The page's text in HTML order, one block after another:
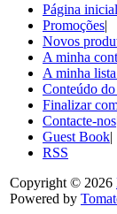
Página inicial
Promoções|
Novos
A minha
A minha
Conteúdo
Finalizar
Contacte-nos
Guest Book|
RSS
Copyright © 2026
Powered by